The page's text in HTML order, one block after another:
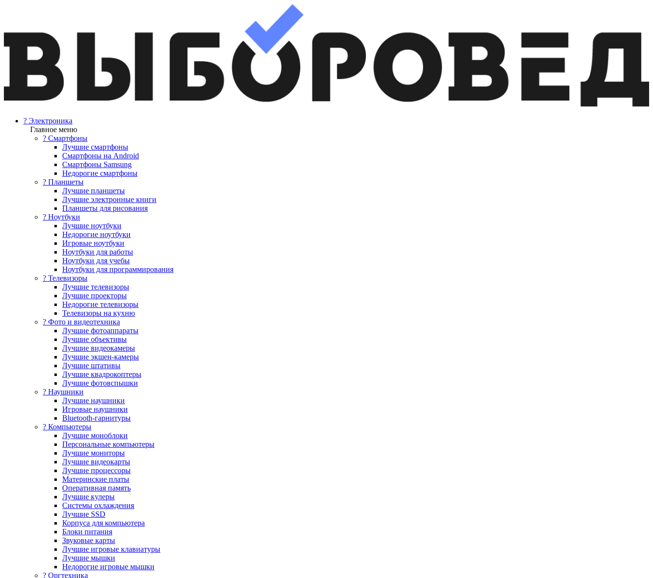
? Электроника
Главное меню
? Смартфоны
Лучшие смартфоны
Смартфоны на Android
Смартфоны Samsung
Недорогие смартфоны
? Планшеты
Лучшие планшеты
Лучшие электронные книги
Планшеты для рисования
? Ноутбуки
Лучшие ноутбуки
Недорогие ноутбуки
Игровые ноутбуки
Ноутбуки для работы
Ноутбуки для учебы
Ноутбуки для программирования
? Телевизоры
Лучшие телевизоры
Лучшие проекторы
Недорогие телевизоры
Телевизоры на кухню
? Фото и видеотехника
Лучшие фотоаппараты
Лучшие объективы
Лучшие видеокамеры
Лучшие экшен-камеры
Лучшие штативы
Лучшие квадрокоптеры
Лучшие фотовспышки
? Наушники
Лучшие наушники
Игровые наушники
Bluetooth-гарнитуры
?️ Компьютеры
Лучшие моноблоки
Персональные компьютеры
Лучшие мониторы
Лучшие видеокарты
Лучшие процессоры
Материнские платы
Оперативная память
Лучшие кулеры
Системы охлаждения
Лучшие SSD
Корпуса для компьютера
Блоки питания
Звуковые карты
Лучшие игровые клавиатуры
Лучшие мышки
Недорогие игровые мышки
?️ Оргтехника